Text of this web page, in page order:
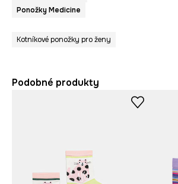
Ponožky Medicine
Kotníkové ponožky pro ženy
Podobné produkty